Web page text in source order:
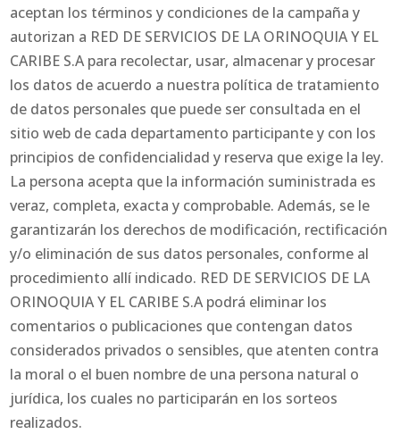
aceptan los términos y condiciones de la campaña y
autorizan a RED DE SERVICIOS DE LA ORINOQUIA Y EL
CARIBE S.A para recolectar, usar, almacenar y procesar
los datos de acuerdo a nuestra política de tratamiento
de datos personales que puede ser consultada en el
sitio web de cada departamento participante y con los
principios de confidencialidad y reserva que exige la ley.
La persona acepta que la información suministrada es
veraz, completa, exacta y comprobable. Además, se le
garantizarán los derechos de modificación, rectificación
y/o eliminación de sus datos personales, conforme al
procedimiento allí indicado. RED DE SERVICIOS DE LA
ORINOQUIA Y EL CARIBE S.A podrá eliminar los
comentarios o publicaciones que contengan datos
considerados privados o sensibles, que atenten contra
la moral o el buen nombre de una persona natural o
jurídica, los cuales no participarán en los sorteos
realizados.